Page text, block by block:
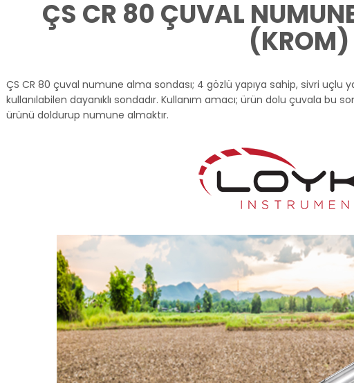
ÇS CR 80 ÇUVAL
(KROM)
ÇS CR 80 çuval numune alma sondası; 4 gözlü yapıya sahip, sivri uçlu
kullanılabilen dayanıklı sondadır. Kullanım amacı; ürün dolu çuvala bu
ürünü doldurup numune almaktır.